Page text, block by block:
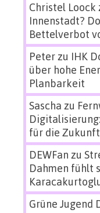
Christel Loock
Innenstadt?
Bettelverbot
Peterzu IHK
über hohe
Planbarkeit
Sascha zu
für die Zukunft
DEWFan zu
Dahmen fühlt
Grüne Jugend